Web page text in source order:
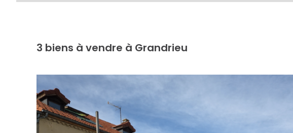
3 biens à vendre à Grandrieu